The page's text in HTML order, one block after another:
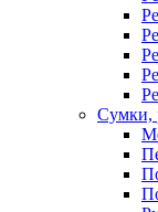
Сумки,